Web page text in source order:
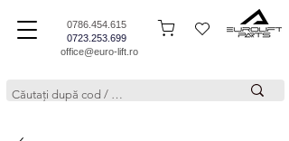
0786.454.615
0723.253.699
office@euro-lift.ro